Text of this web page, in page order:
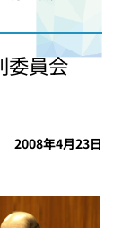
委員会
2008年4月23日